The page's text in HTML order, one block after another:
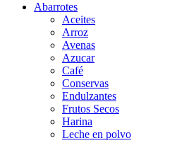
Abarrotes
Aceites
Arroz
Avenas
Azucar
Café
Conservas
Endulzantes
Frutos Secos
Harina
Leche en polvo